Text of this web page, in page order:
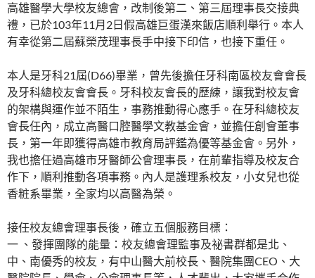
高雄醫學大學校友總會，改制後第二、第三屆理事長交接典
禮，已於103年11月2日假高雄巨蛋漢來飯店順利舉行。本人
有幸從第二屆蘇榮茂理事長手中接下印信，也接下重任。
本人是牙科21屆(D66)畢業，曾先後擔任牙科南區校友會會長
及牙科總校友會會長。牙科校友會長的歷練，讓我對校友會
的架構與運作並不陌生，事務推動得心應手。在牙科總校友
會長任內，成立高醫口腔醫學文教基金會，並擔任創會董事
長，第一年即獲得高雄市教育局評鑑為優等基金會。另外，
我也擔任過高雄市牙醫師公會理事長，在前輩指導及校友合
作下，順利推動各項事務。內人是護理系校友，小女兒也從
香粧系畢業，全家均以高醫為榮。
接任校友總會理事長後，確立五個服務目標：
一 、發揮團隊的能量：校友總會理監事及祕書群都是北、
中、南優秀的校友，有中山醫大前校長、醫院集團CEO、大